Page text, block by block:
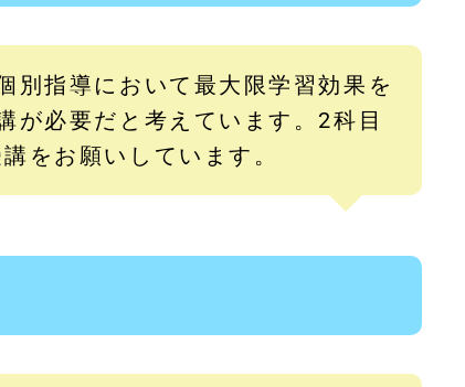
別指導において最大限学習効果を
が必要だと考えています。2科目
をお願いしています。